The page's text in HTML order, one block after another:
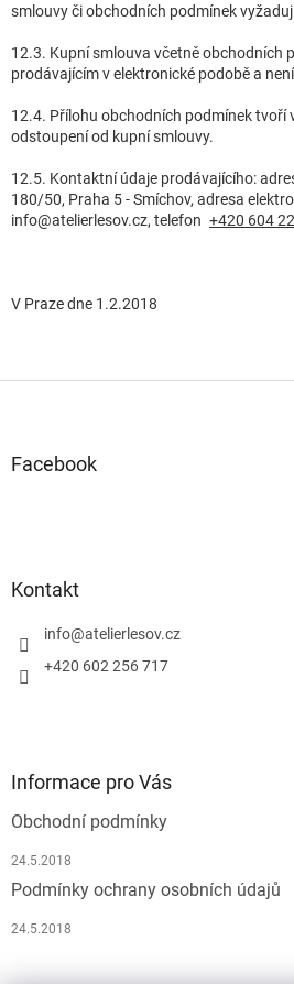
smlouvy či obchodních podmínek
12.3. Kupní smlouva včetně obchodních
prodávajícím v elektronické podobě a
12.4. Přílohu obchodních podmínek tvoří
odstoupení od kupní smlouvy.
12.5. Kontaktní údaje prodávajícího:
180/50, Praha 5 - Smíchov, adresa
info@atelierlesov.cz, telefon +420 604
V Praze dne 1.2.2018
Facebook
Kontakt
info@atelierlesov.cz
+420 602 256 717
Informace pro Vás
Obchodní podmínky
24.5.2018
Podmínky ochrany osobních údajů
24.5.2018